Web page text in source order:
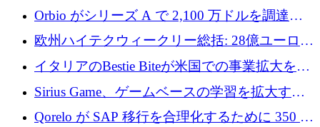
アグリテクノロジーのイノベーションを支援
するファンド III の初回クローズ額が 1 億ドル
に到達
Orbio がシリーズ A で 2,100 万ドルを調達、
AI 労働力管理を世界の最前線の労働者に提供
欧州ハイテクウィークリー総括: 28億ユーロの
取引と5月のハイライト
イタリアのBestie Biteが米国での事業拡大を加
速するために150万ユーロを調達
Sirius Game、ゲームベースの学習を拡大する
ために 130 万ユーロの資金調達を完了
Qorelo が SAP 移行を合理化するために 350 万